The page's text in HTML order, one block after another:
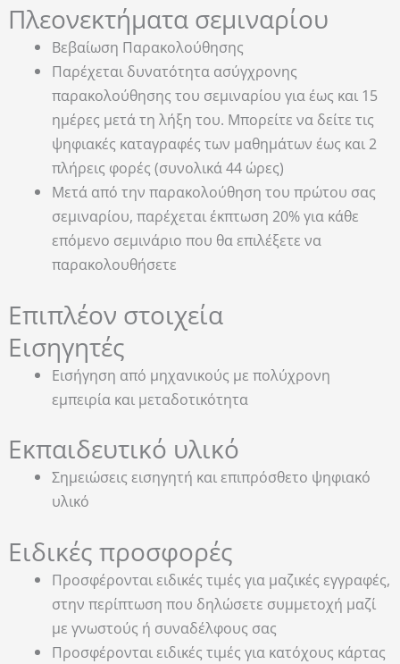
Πλεονεκτήματα σεμιναρίου
Βεβαίωση Παρακολούθησης
Παρέχεται δυνατότητα ασύγχρονης
παρακολούθησης του σεμιναρίου για έως και 15
ημέρες μετά τη λήξη του. Μπορείτε να δείτε τις
ψηφιακές καταγραφές των μαθημάτων έως και 2
πλήρεις φορές (συνολικά 44 ώρες)
Μετά από την παρακολούθηση του πρώτου σας
σεμιναρίου, παρέχεται έκπτωση 20% για κάθε
επόμενο σεμινάριο που θα επιλέξετε να
παρακολουθήσετε
Επιπλέον στοιχεία
Εισηγητές
Εισήγηση από μηχανικούς με πολύχρονη
εμπειρία και μεταδοτικότητα
Εκπαιδευτικό υλικό
Σημειώσεις εισηγητή και επιπρόσθετο ψηφιακό
υλικό
Ειδικές προσφορές
Προσφέρονται ειδικές τιμές για μαζικές εγγραφές,
στην περίπτωση που δηλώσετε συμμετοχή μαζί
με γνωστούς ή συναδέλφους σας
Προσφέρονται ειδικές τιμές για κατόχους κάρτας